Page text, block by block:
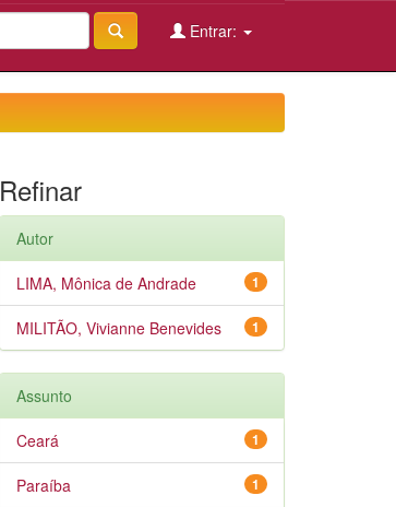
Entrar:
Refinar
Autor
1
LIMA, Mônica de Andrade
1
MILITÃO, Vivianne Benevides
Assunto
1
Ceará
1
Paraíba